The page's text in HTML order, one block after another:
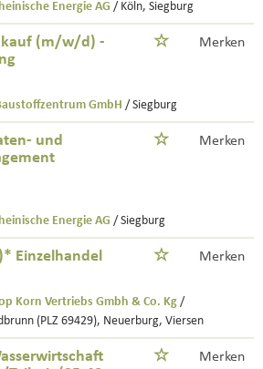
Energie AG / Köln, Siegburg
(m/w/d) -
Merken
GmbH / Siegburg
und
Merken
Energie AG / Siegburg
Einzelhandel Merken
Korn Vertriebs Gmbh & Co. Kg /
(PLZ 69429), Neuerburg, Viersen
Merken